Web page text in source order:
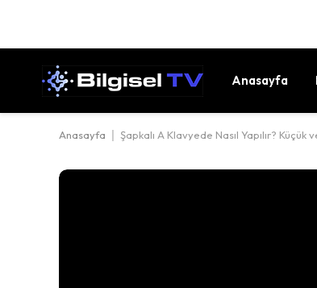
Anasayfa
Anasayfa Şapkalı A Klavyede Nasıl Yapılır? Küçük